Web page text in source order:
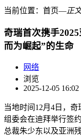
当前位置： 首页―正
奇瑞首次携手
而为崛起”的生命
网络
浏览
2025-12-05 16:02
当地时间12月4日，奇
组委会在迪拜举行签
总裁朱少东以及亚洲